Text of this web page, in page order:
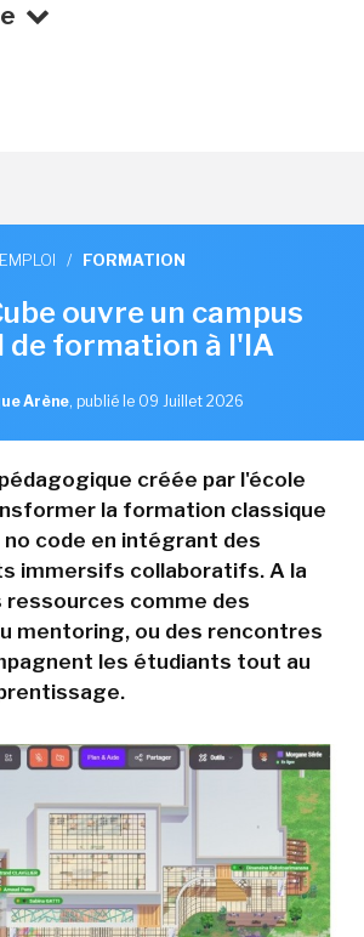
EMPLOI / FORMATION
ouvre un campus
formation à l'IA
Arène, publié le 09 Juillet 2026
créée par l'école
la formation classique
code en intégrant des
immersifs collaboratifs. A la
comme des
mentoring, ou des rencontres
les étudiants tout au